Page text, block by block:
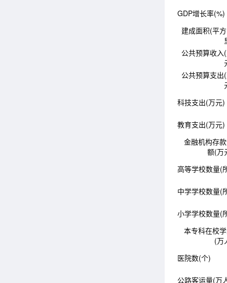
GDP增长率(%)
建成面积(平
公共预算收入
公共预算支出
科技支出(万元)
教育支出(万元)
金融机构存
额(万
高等学校数量(
中学学校数量(
小学学校数量(
本专科在校
(万
医院数(个)
公路客运量(万